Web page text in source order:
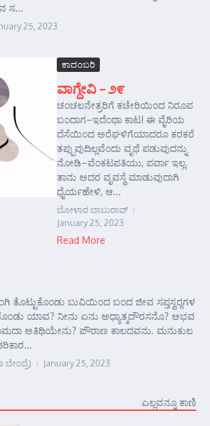
ಸ...
25, 2023
ಕಾದಂಬರಿ
ವಾಗ್ದೇವಿ – ೨೯
ಚಂಚಲನೇತ್ರರಿಗೆ ಕಚೇರಿಯಿಂದ ನಿರೂಪ
ಬಂದಾಗ–ಇದೆಂಥಾ ಕಾಟ! ಈ ವೈರಿಯ
ದೆಸೆಯಿಂದ ಅರೆಘಳಿಗೆಯಾದರೂ ಕರಕರೆ
ತಪ್ಪುವುದಿಲ್ಲವೆಂದು ವೃಥೆ ಪಡುವುದನ್ನು
ನೋಡಿ–ವೆಂಕಟಪತಿಯು, ಪರ್ವಾ ಇಲ್ಲ.
ತಾನು ಅದರ ವೃವಸ್ಥೆ ಮಾಡುವುದಾಗಿ
ಧೈರ್ಯಹೇಳಿ, ಆ...
ಬೋಳಾರ ಬಾಬುರಾವ್
January 25, 2023
Read More
ತೊಟ್ಟುಕೊಂಡು ಬುವಿಯಿಂದ ಬಂದ ಜೀವ ಸಪ್ತಸ್ವರ್‍ಗಗಳ
ಯಾವ? ನೀನು ಏನು ಅಧ್ಯಾತ್ಮದೌರಸನೊ? ಅಭವ
ಅತಿಥಿಯೇನು? ಪೌರಾಣ ಕಾಲದವನು. ಮನುಕುಲ
January 25, 2023
ಎಲ್ಲವನ್ನೂ ಕಾಣಿ